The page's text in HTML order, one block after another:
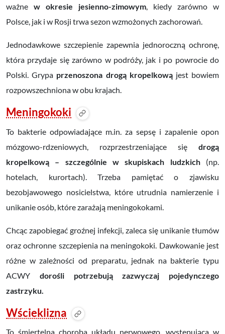
ważne w okresie jesienno-zimowym, kiedy zarówno w
Polsce, jak i w Rosji trwa sezon wzmożonych zachorowań.
Jednodawkowe szczepienie zapewnia jednoroczną ochronę,
która przydaje się zarówno w podróży, jak i po powrocie do
Polski. Grypa przenoszona drogą kropelkowąjest bowiem
rozpowszechniona w obu krajach.
Meningokoki
To bakterie odpowiadające m.in. za sepsę i zapalenie opon
mózgowo-rdzeniowych, rozprzestrzeniające się drogą
kropelkową – szczególnie w skupiskach ludzkich(np.
hotelach, kurortach). Trzeba pamiętać o zjawisku
bezobjawowego nosicielstwa, które utrudnia namierzenie i
unikanie osób, które zarażają meningokokami.
Chcąc zapobiegać groźnej infekcji, zaleca się unikanie tłumów
oraz ochronne szczepienia na meningokoki. Dawkowanie jest
różne w zależności od preparatu, jednak na bakterie typu
ACWY dorośli potrzebują zazwyczaj pojedynczego
zastrzyku.
Wścieklizna
To śmiertelna choroba układu nerwowego, występująca w